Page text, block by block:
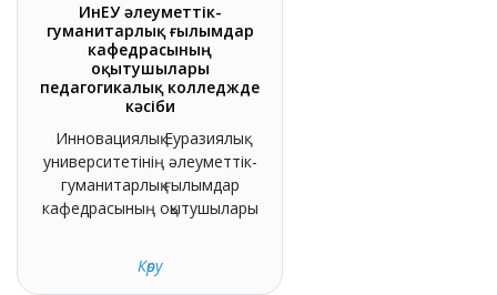
ИнЕУ әлеуметтік-
гуманитарлық ғылымдар
кафедрасының
оқытушылары
педагогикалық колледжде
кәсіби
Инновациялық Еуразиялық
университетінің әлеуметтік-
гуманитарлық ғылымдар
кафедрасының оқытушылары
Көру